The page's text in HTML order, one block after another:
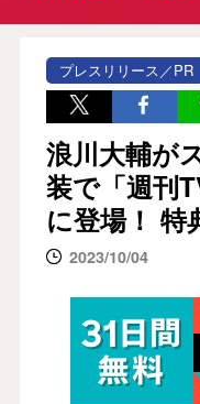
プレスリリース／PR
浪川大輔が
装で「週刊
に登場！ 特
2023/10/04